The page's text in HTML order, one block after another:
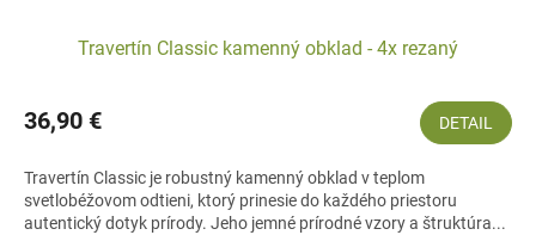
Travertín Classic kamenný obklad - 4x rezaný
36,90 € DETAIL
Travertín Classic je robustný kamenný obklad v teplom
svetlobéžovom odtieni, ktorý prinesie do každého priestoru
autentický dotyk prírody. Jeho jemné prírodné vzory a štruktúra...